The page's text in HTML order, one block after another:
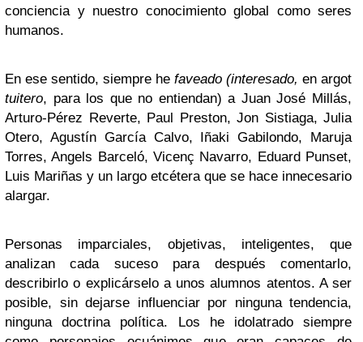
conciencia y nuestro conocimiento global como seres
humanos.
En ese sentido, siempre he faveado (interesado, en argot
tuitero, para los que no entiendan) a Juan José Millás,
Arturo-Pérez Reverte, Paul Preston, Jon Sistiaga, Julia
Otero, Agustín García Calvo, Iñaki Gabilondo, Maruja
Torres, Angels Barceló, Vicenç Navarro, Eduard Punset,
Luis Mariñas y un largo etcétera que se hace innecesario
alargar.
Personas imparciales, objetivas, inteligentes, que
analizan cada suceso para después comentarlo,
describirlo o explicárselo a unos alumnos atentos. A ser
posible, sin dejarse influenciar por ninguna tendencia,
ninguna doctrina política. Los he idolatrado siempre